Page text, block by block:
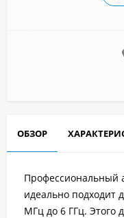
ОБЗОР
Профессиональный
идеально подходит
МГц до 6 ГГц. Этого